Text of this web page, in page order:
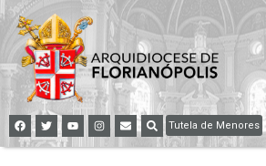
Tutela de Menores